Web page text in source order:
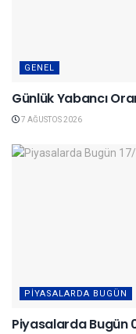
GENEL
Günlük Yabancı
7 AĞUSTOS 2026
PIYASALARDA BUGÜN
Piyasalarda Bugün